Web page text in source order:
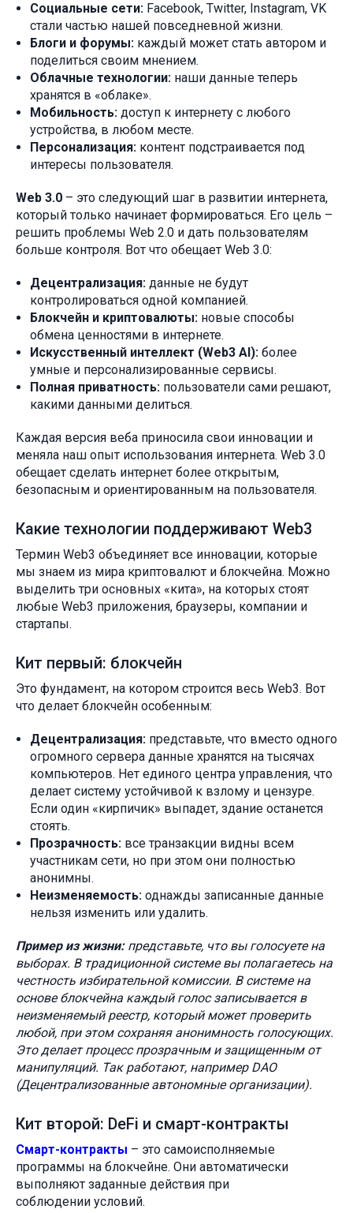
Социальные сети: Facebook, Twitter, Instagram, VK
стали частью нашей повседневной жизни.
Блоги и форумы: каждый может стать автором и
поделиться своим мнением.
Облачные технологии: наши данные теперь
хранятся в «облаке».
Мобильность: доступ к интернету с любого
устройства, в любом месте.
Персонализация: контент подстраивается под
интересы пользователя.
Web 3.0 – это следующий шаг в развитии интернета,
который только начинает формироваться. Его цель –
решить проблемы Web 2.0 и дать пользователям
больше контроля. Вот что обещает Web 3.0:
Децентрализация: данные не будут
контролироваться одной компанией.
Блокчейн и криптовалюты: новые способы
обмена ценностями в интернете.
Искусственный интеллект (Web3 AI): более
умные и персонализированные сервисы.
Полная приватность: пользователи сами решают,
какими данными делиться.
Каждая версия веба приносила свои инновации и
меняла наш опыт использования интернета. Web 3.0
обещает сделать интернет более открытым,
безопасным и ориентированным на пользователя.
Какие технологии поддерживают Web3
Термин Web3 объединяет все инновации, которые
мы знаем из мира криптовалют и блокчейна. Можно
выделить три основных «кита», на которых стоят
любые Web3 приложения, браузеры, компании и
стартапы.
Кит первый: блокчейн
Это фундамент, на котором строится весь Web3. Вот
что делает блокчейн особенным:
Децентрализация: представьте, что вместо одного
огромного сервера данные хранятся на тысячах
компьютеров. Нет единого центра управления, что
делает систему устойчивой к взлому и цензуре.
Если один «кирпичик» выпадет, здание останется
стоять.
Прозрачность: все транзакции видны всем
участникам сети, но при этом они полностью
анонимны.
Неизменяемость: однажды записанные данные
нельзя изменить или удалить.
Пример из жизни:представьте, что вы голосуете на
выборах. В традиционной системе вы полагаетесь на
честность избирательной комиссии. В системе на
основе блокчейна каждый голос записывается в
неизменяемый реестр, который может проверить
любой, при этом сохраняя анонимность голосующих.
Это делает процесс прозрачным и защищенным от
манипуляций. Так работают, например DAO
(Децентрализованные автономные организации).
Кит второй: DeFi и смарт-контракты
Смарт-контракты – это самоисполняемые
программы на блокчейне. Они автоматически
выполняют заданные действия при
соблюдении условий.